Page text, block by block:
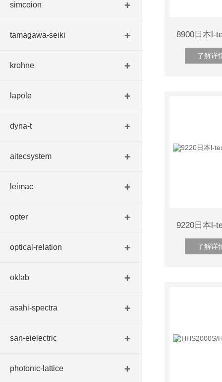
simcoion
tamagawa-seiki
krohne
lapole
dyna-t
aitecsystem
leimac
opter
optical-relation
oklab
asahi-spectra
san-eielectric
photonic-lattice
了解详
了解详